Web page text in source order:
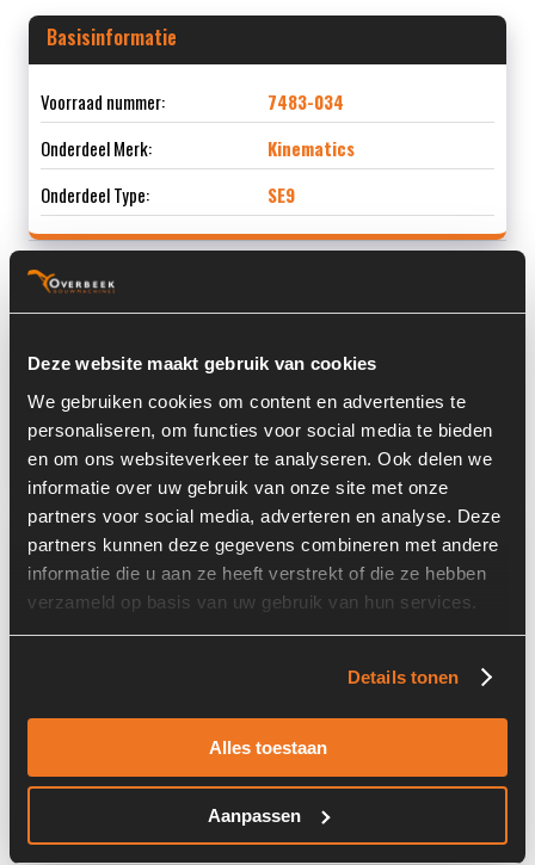
Deze website maakt gebruik van cookies
We gebruiken cookies om content en advertenties te
personaliseren, om functies voor social media te bieden
en om ons websiteverkeer te analyseren. Ook delen we
informatie over uw gebruik van onze site met onze
partners voor social media, adverteren en analyse. Deze
partners kunnen deze gegevens combineren met andere
informatie die u aan ze heeft verstrekt of die ze hebben
verzameld op basis van uw gebruik van hun services.
Details tonen
Alles toestaan
Aanpassen
Basisinformatie
Voorraad nummer:
7483-034
Onderdeel Merk:
Kinematics
Onderdeel Type:
SE9
Locatie:
4D13H
Land:
Nederland
Overige informatie
Stock number: 7483-034
Brand: Kinematics
Type 1: SE9
+ Volledige overige informatie openen